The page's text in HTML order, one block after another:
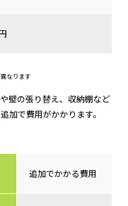
なります
壁の張り替え、収納棚など
加で費用がかかります。
追加でかかる費用